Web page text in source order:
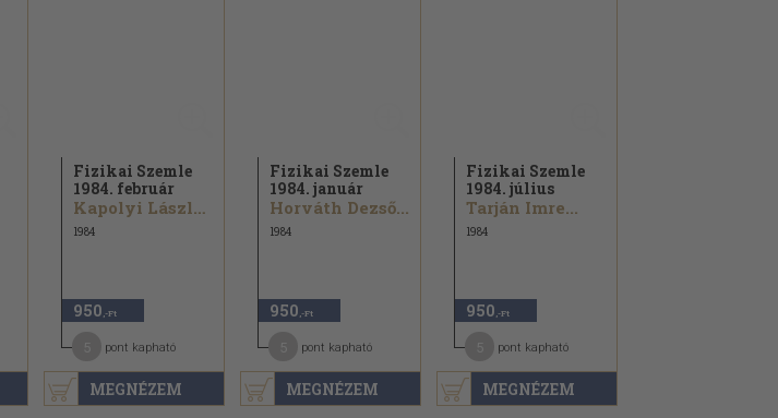
MEGNÉZEM
Fizikai Szemle
1984. február
Kapolyi László...
1984
950 ,-Ft
pont kapható
MEGNÉZEM
Fizikai Szemle
1984. január
Horváth Dezső...
1984
950 ,-Ft
pont kapható
MEGNÉZEM
Fizikai Szemle
1984. július
Tarján Imre...
1984
950 ,-Ft
pont kapható